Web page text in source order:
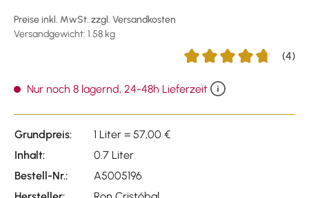
Preise inkl. MwSt. zzgl. Versandkosten
Versandgewicht: 1.58 kg
(4)
Nur noch 8 lagernd, 24-48h Lieferzeit
Grundpreis:
1 Liter = 57,00 €
Inhalt:
0.7 Liter
Bestell-Nr.:
A5005196